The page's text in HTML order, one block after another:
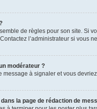
de règles pour son site. Si
l’administrateur si vous
modérateur ?
message à signaler et vous
la page de rédaction de